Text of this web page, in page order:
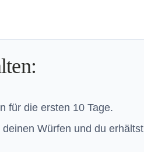
für die ersten 10 Tage.
Würfen und du erhältst